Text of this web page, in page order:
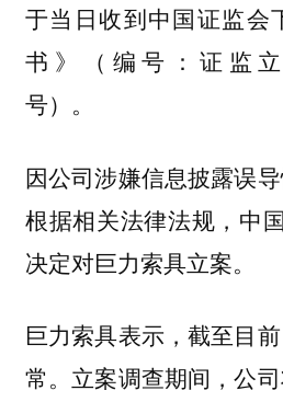
于当日收到中国证监会
书》（编号：证监立
号）。
因公司涉嫌信息披露误
根据相关法律法规，中
决定对巨力索具立案。
巨力索具表示，截至目
常。立案调查期间，公